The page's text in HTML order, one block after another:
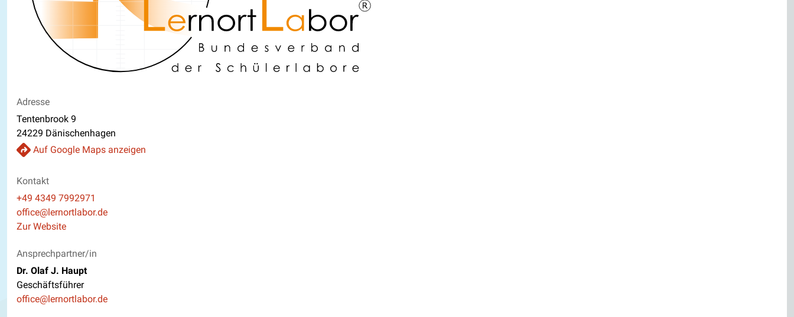
Adresse
Tentenbrook 9
24229 Dänischenhagen
Auf Google Maps anzeigen
Kontakt
Telefon
+49 4349 7992971
E-Mail
office@lernortlabor.de
Website
Zur Website
Ansprechpartner/in
Dr. Olaf J. Haupt
Geschäftsführer
E-Mail
office@lernortlabor.de